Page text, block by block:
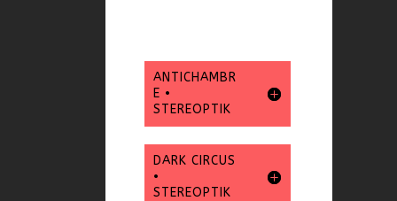
ANTICHAMBR
E •
STEREOPTIK
DARK CIRCUS
•
STEREOPTIK